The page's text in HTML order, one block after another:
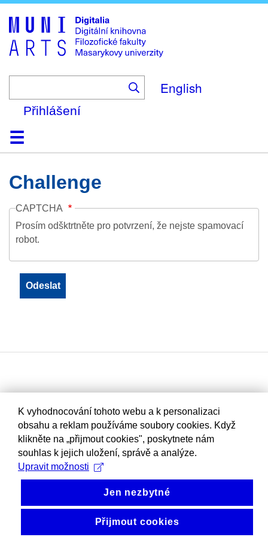
to
main
content
English
Přihlášení
DomůKolekce
Prohlížení
Vyhledávání
O platformě
Nápověda
KontaktDigitalia
Challenge
CAPTCHA
Prosím odšktrtněte pro potvrzení, že nejste spamovací
robot.
K vyhodnocování tohoto webu a k personalizaci
obsahu a reklam používáme soubory cookies. Když
klikněte na „přijmout cookies", poskytnete nám
souhlas k jejich uložení, správě a analýze.
Upravit možnosti
Jen nezbytné
Přijmout cookies